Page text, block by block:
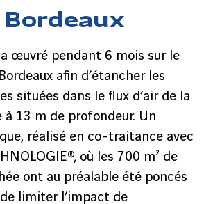
œuvré pendant 6 mois sur le
afin d’étancher les
situées dans le flux d’air de la
à 13 m de profondeur. Un
réalisé en co-traitance avec
où les 700 m² de
ont au préalable été poncés
limiter l’impact de